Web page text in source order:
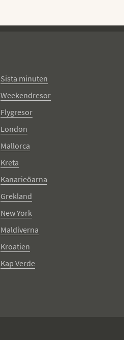
Sista minuten
Weekendresor
Flygresor
London
Mallorca
Kreta
Kanarieöarna
Grekland
New York
Maldiverna
Kroatien
Kap Verde